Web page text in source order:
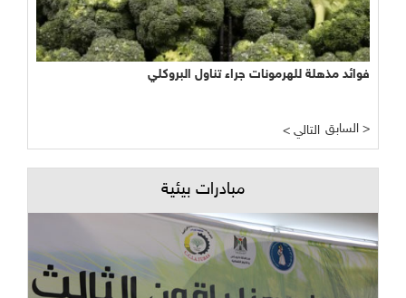
فوائد مذهلة للهرمونات جراء تناول البروكلي
< التالي السابق >
مبادرات بيئية